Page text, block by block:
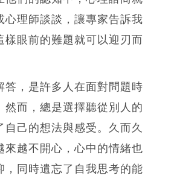
心理師談談，讓專家告訴我
樣眼前的難題就可以迎刃而
答，是許多人在面對問題時
然而，總是選擇聽從別人的
自己的想法與感受。久而久
來越不開心，心中的情緒也
，同時遺忘了自我思考的能